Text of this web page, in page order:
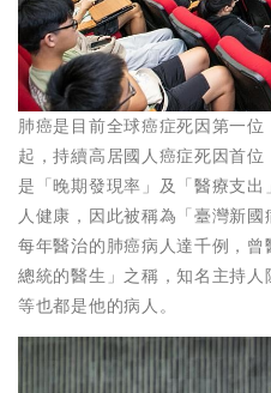
肺癌是目前全球癌症死因第一
起，持續高居國人癌症死因首
是「晚期發現率」及「醫療支
人健康，因此被稱為「臺灣新
每年醫治的肺癌病人達千例，
總統的醫生」之稱，知名主持
等也都是他的病人。